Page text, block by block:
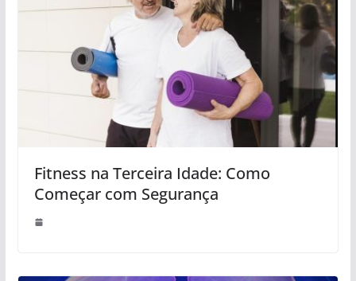
Fitness na Terceira Idade: Como
Começar com Segurança